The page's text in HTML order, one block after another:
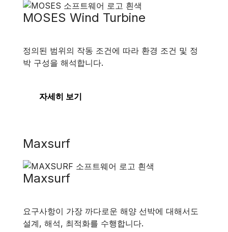
MOSES Wind Turbine
정의된 범위의 작동 조건에 따라 환경 조건 및 정
박 구성을 해석합니다.
자세히 보기
Maxsurf
Maxsurf
요구사항이 가장 까다로운 해양 선박에 대해서도
설계, 해석, 최적화를 수행합니다.